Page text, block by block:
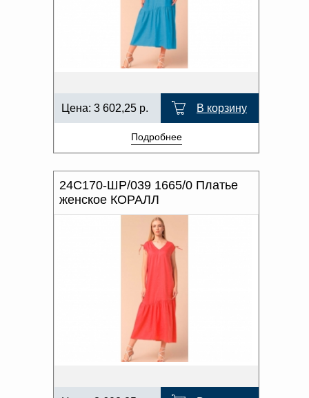
Цена: 3 602,25 р. В корзину
Подробнее
24С170-ШР/039 1665/0 Платье
женское КОРАЛЛ